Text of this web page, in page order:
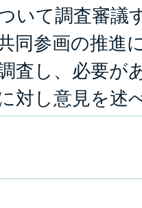
いて調査審議
同参画の推進
査し、必要が
対し意見を述